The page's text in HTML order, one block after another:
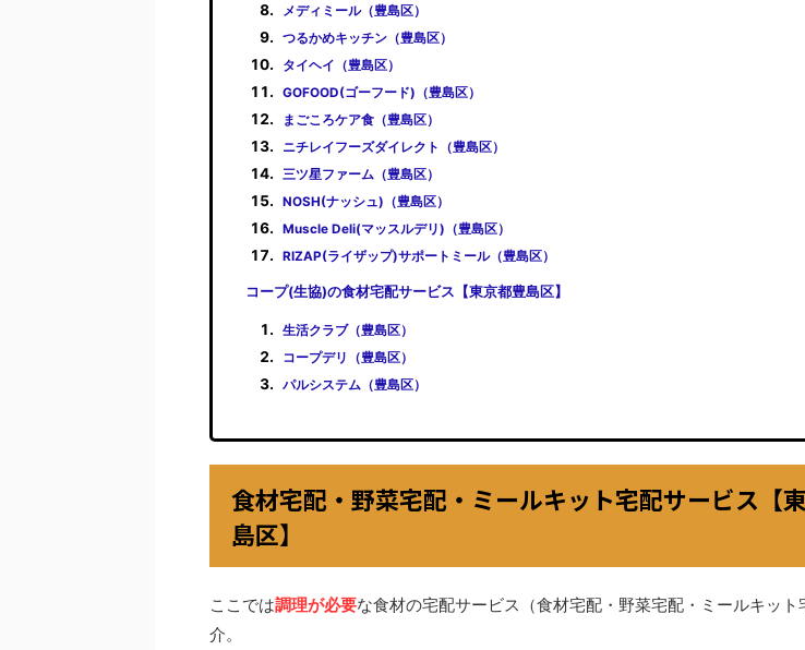
メディミール（豊島区）
つるかめキッチン（豊島区）
タイヘイ（豊島区）
GOFOOD(ゴーフード)（豊島区）
まごころケア食（豊島区）
ニチレイフーズダイレクト（豊島区）
三ツ星ファーム（豊島区）
NOSH(ナッシュ)（豊島区）
Muscle Deli(マッスルデリ)（豊島区）
RIZAP(ライザップ)サポートミール（豊島区）
コープ(生協)の食材宅配サービス【東京都豊島区】
生活クラブ（豊島区）
コープデリ（豊島区）
パルシステム（豊島区）
食材宅配・野菜宅配・ミールキット宅配サービス【
島区】
ここでは調理が必要な食材の宅配サービス（食材宅配・野菜宅配・ミールキット
介。